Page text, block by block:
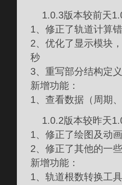
1.0.3版本较前天
1、修正了轨道计算
2、优化了显示模块
秒
3、重写部分结构定义
新增功能：
1、查看数据（周期
1.0.2版本较昨天
1、修正了绘图及动
2、修正了其他的一
新增功能：
1、轨道根数转换工